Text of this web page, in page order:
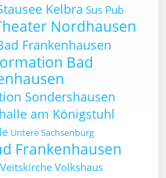
Kelbra Sus Pub
Nordhausen
Frankenhausen
Bad
Sondershausen
am Königstuhl
Untere Sachsenburg
Frankenhausen
Veitskirche Volkshaus